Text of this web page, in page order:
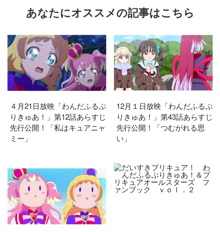
あなたにオススメの記事はこちら
４月21日放映「わんだふるぷ
りきゅあ！」第12話あらすじ
先行公開！「私はキュアニャ
ミー」
12月１日放映「わんだふるぷ
りきゅあ！」第43話あらすじ
先行公開！「つむがれる思
い」